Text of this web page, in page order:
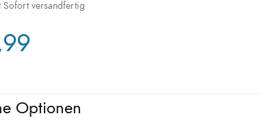
Sofort versandfertig
Optionen